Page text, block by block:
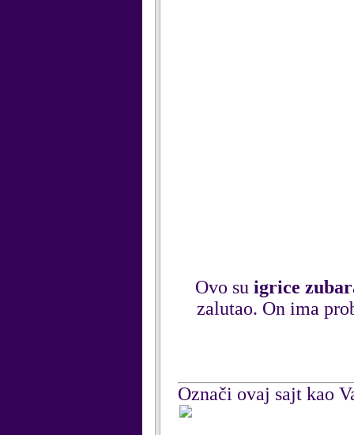
Ovo su igrice
zalutao. On ima
Označi ovaj sajt kao